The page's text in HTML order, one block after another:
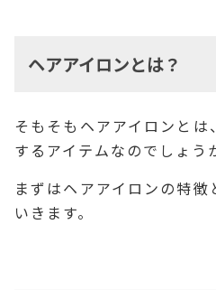
ヘアアイロンとは？
そもそもヘアアイロンと
するアイテムなのでしょう
まずはヘアアイロンの特
いきます。